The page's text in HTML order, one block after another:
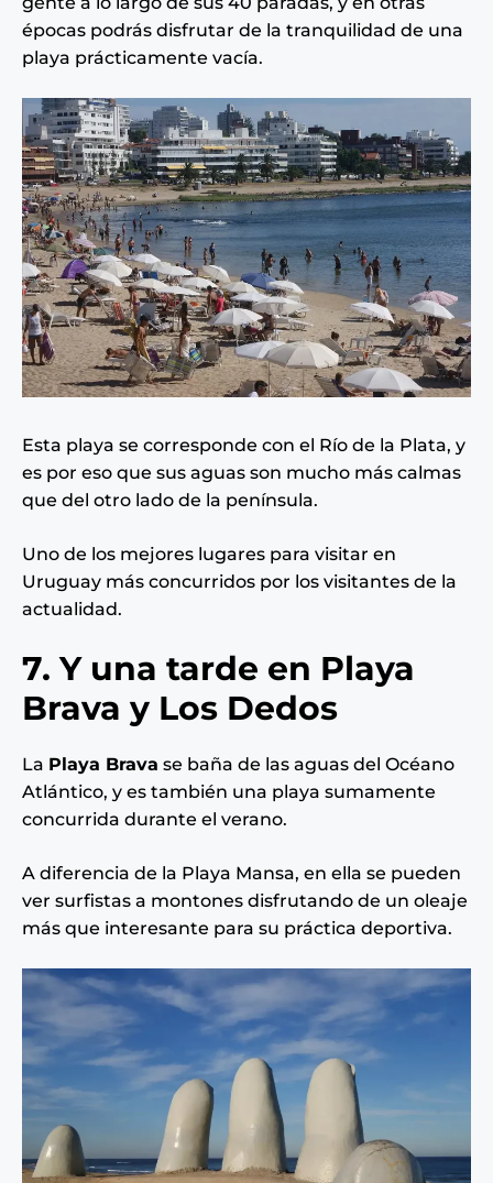
épocas podrás disfrutar de la tranquilidad de una
playa prácticamente vacía.
Esta playa se corresponde con el Río de la Plata, y
es por eso que sus aguas son mucho más calmas
que del otro lado de la península.
Uno de los mejores lugares para visitar en
Uruguay más concurridos por los visitantes de la
actualidad.
7. Y una tarde en Playa
Brava y Los Dedos
La Playa Brava se baña de las aguas del Océano
Atlántico, y es también una playa sumamente
concurrida durante el verano.
A diferencia de la Playa Mansa, en ella se pueden
ver surfistas a montones disfrutando de un oleaje
más que interesante para su práctica deportiva.